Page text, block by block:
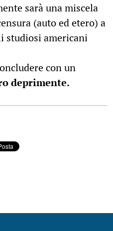
sarà una miscela
(auto ed etero) a
studiosi americani
con un
deprimente.